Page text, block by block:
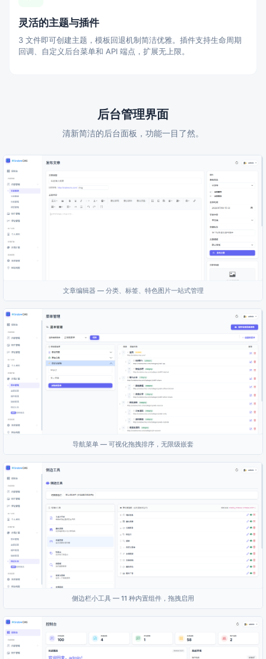
灵活的主题与插件
3 文件即可创建主题，模板回退机制简洁优雅。插件支持生命周期
回调、自定义后台菜单和 API 端点，扩展无上限。
后台管理界面
清新简洁的后台面板，功能一目了然。
文章编辑器 — 分类、标签、特色图片一站式管理
导航菜单 — 可视化拖拽排序，无限级嵌套
侧边栏小工具 — 11 种内置组件，拖拽启用